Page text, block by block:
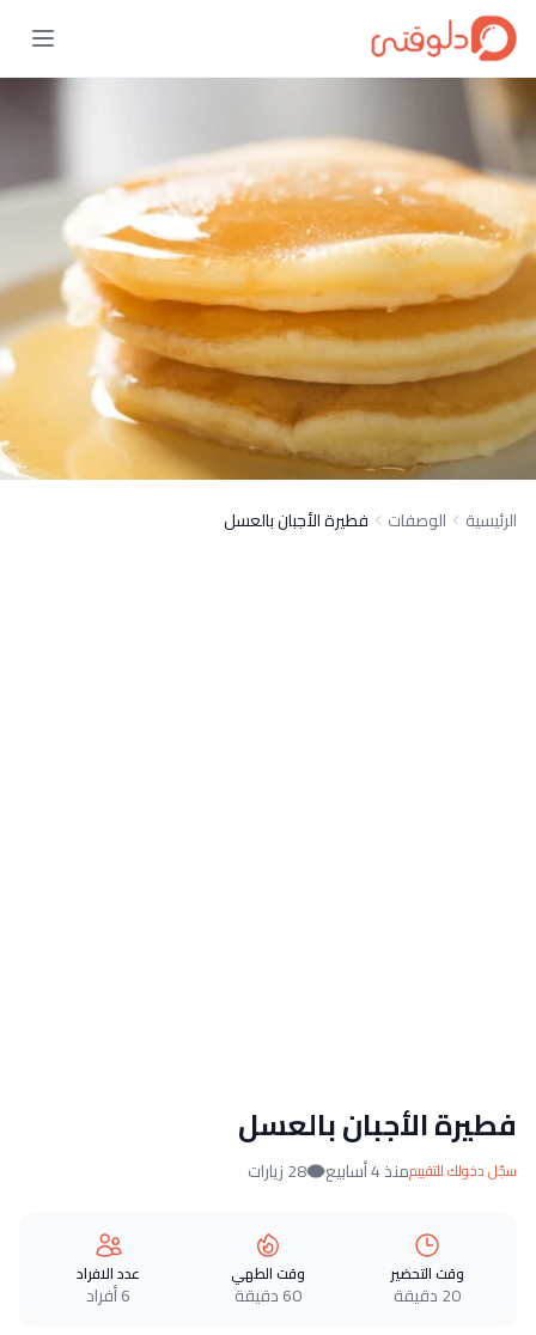
الرئيسية الوصفات فطيرة الأجبان بالعسل
فطيرة الأجبان بالعسل
سجّل دخولك للتقييممنذ 4 أسابيع 28 زيارات
وقت التحضير
20 دقيقة
وقت الطهي
60 دقيقة
عدد الافراد
6 أفراد